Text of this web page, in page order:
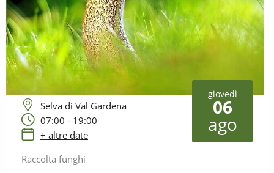
giovedì
06
ago
Selva di Val Gardena
07:00 - 19:00
+ altre date
Raccolta funghi